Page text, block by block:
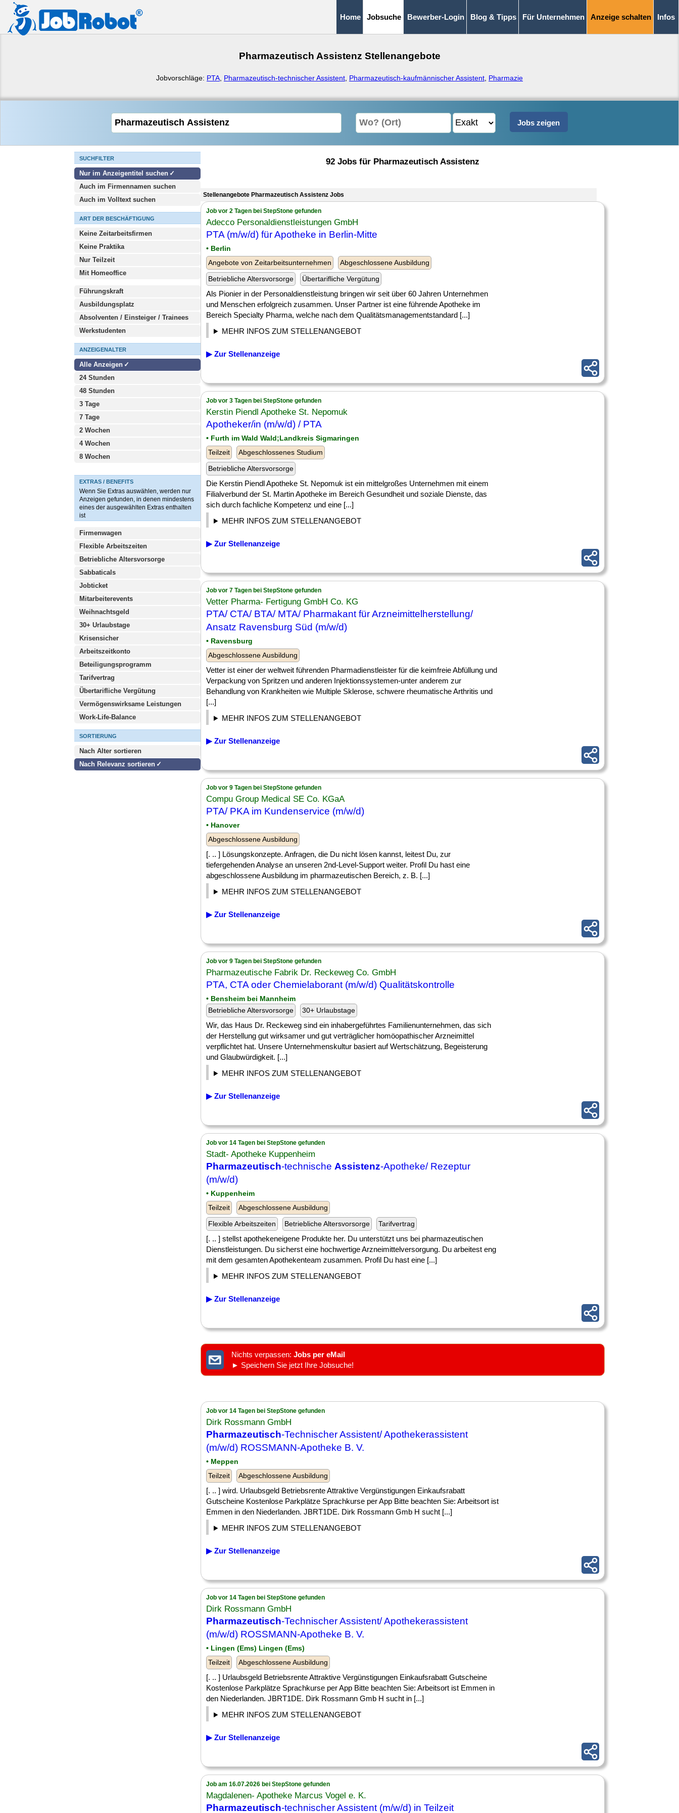
Home Jobsuche Bewerber-Login Blog & Tipps Für Unternehmen Anzeige schalten Infos
Pharmazeutisch Assistenz Stellenangebote
Jobvorschläge: PTA Pharmazeutisch-technischer Assistent Pharmazeutisch-kaufmännischer Assistent Pharmazie
SUCHFILTER
Nur im Anzeigentitel suchen
Auch im Firmennamen suchen
Auch im Volltext suchen
ART DER BESCHÄFTIGUNG
Keine Zeitarbeitsfirmen
Keine Praktika
Nur Teilzeit
Mit Homeoffice
Führungskraft
Ausbildungsplatz
Absolventen / Einsteiger / Trainees
Werkstudenten
ANZEIGENALTER
Alle Anzeigen
24 Stunden
48 Stunden
3 Tage
7 Tage
2 Wochen
4 Wochen
8 Wochen
EXTRAS / BENEFITS
Wenn Sie Extras auswählen, werden nur
Anzeigen gefunden, in denen mindestens
eines der ausgewählten Extras enthalten
ist
Firmenwagen
Flexible Arbeitszeiten
Betriebliche Altersvorsorge
Sabbaticals
Jobticket
Mitarbeiterevents
Weihnachtsgeld
30+ Urlaubstage
Krisensicher
Arbeitszeitkonto
Beteiligungsprogramm
Tarifvertrag
Übertarifliche Vergütung
Vermögenswirksame Leistungen
Work-Life-Balance
SORTIERUNG
Nach Alter sortieren
Nach Relevanz sortieren
92 Jobs für Pharmazeutisch Assistenz
Stellenangebote Pharmazeutisch Assistenz Jobs
Job vor 2 Tagen bei StepStone gefunden
Adecco Personaldienstleistungen GmbH
PTA (m/w/d) für Apotheke in Berlin-Mitte
• Berlin
Angebote von Zeitarbeitsunternehmen
Abgeschlossene Ausbildung
Betriebliche Altersvorsorge
Übertarifliche Vergütung
Als Pionier in der Personaldienstleistung bringen wir seit über 60 Jahren Unternehmen
und Menschen erfolgreich zusammen. Unser Partner ist eine führende Apotheke im
Bereich Specialty Pharma, welche nach dem Qualitätsmanagementstandard [...]
MEHR INFOS ZUM STELLENANGEBOT
▶ Zur Stellenanzeige
Job vor 3 Tagen bei StepStone gefunden
Kerstin Piendl Apotheke St. Nepomuk
Apotheker/in (m/w/d) / PTA
• Furth im Wald Wald;Landkreis Sigmaringen
Teilzeit
Abgeschlossenes Studium
Betriebliche Altersvorsorge
Die Kerstin Piendl Apotheke St. Nepomuk ist ein mittelgroßes Unternehmen mit einem
Filialverbund der St. Martin Apotheke im Bereich Gesundheit und soziale Dienste, das
sich durch fachliche Kompetenz und eine [...]
MEHR INFOS ZUM STELLENANGEBOT
▶ Zur Stellenanzeige
Job vor 7 Tagen bei StepStone gefunden
Vetter Pharma- Fertigung GmbH Co. KG
PTA/ CTA/ BTA/ MTA/ Pharmakant für Arzneimittelherstellung/
Ansatz Ravensburg Süd (m/w/d)
• Ravensburg
Abgeschlossene Ausbildung
Vetter ist einer der weltweit führenden Pharmadienstleister für die keimfreie Abfüllung und
Verpackung von Spritzen und anderen Injektionssystemen-unter anderem zur
Behandlung von Krankheiten wie Multiple Sklerose, schwere rheumatische Arthritis und
[...]
MEHR INFOS ZUM STELLENANGEBOT
▶ Zur Stellenanzeige
Job vor 9 Tagen bei StepStone gefunden
Compu Group Medical SE Co. KGaA
PTA/ PKA im Kundenservice (m/w/d)
• Hanover
Abgeschlossene Ausbildung
[. .. ] Lösungskonzepte. Anfragen, die Du nicht lösen kannst, leitest Du, zur
tiefergehenden Analyse an unseren 2nd-Level-Support weiter. Profil Du hast eine
abgeschlossene Ausbildung im pharmazeutischen Bereich, z. B. [...]
MEHR INFOS ZUM STELLENANGEBOT
▶ Zur Stellenanzeige
Job vor 9 Tagen bei StepStone gefunden
Pharmazeutische Fabrik Dr. Reckeweg Co. GmbH
PTA, CTA oder Chemielaborant (m/w/d) Qualitätskontrolle
• Bensheim bei Mannheim
Betriebliche Altersvorsorge
30+ Urlaubstage
Wir, das Haus Dr. Reckeweg sind ein inhabergeführtes Familienunternehmen, das sich
der Herstellung gut wirksamer und gut verträglicher homöopathischer Arzneimittel
verpflichtet hat. Unsere Unternehmenskultur basiert auf Wertschätzung, Begeisterung
und Glaubwürdigkeit. [...]
MEHR INFOS ZUM STELLENANGEBOT
▶ Zur Stellenanzeige
Job vor 14 Tagen bei StepStone gefunden
Stadt- Apotheke Kuppenheim
Pharmazeutisch-technische Assistenz-Apotheke/ Rezeptur
(m/w/d)
• Kuppenheim
Teilzeit
Abgeschlossene Ausbildung
Flexible Arbeitszeiten
Betriebliche Altersvorsorge Tarifvertrag
[. .. ] stellst apothekeneigene Produkte her. Du unterstützt uns bei pharmazeutischen
Dienstleistungen. Du sicherst eine hochwertige Arzneimittelversorgung. Du arbeitest eng
mit dem gesamten Apothekenteam zusammen. Profil Du hast eine [...]
MEHR INFOS ZUM STELLENANGEBOT
▶ Zur Stellenanzeige
Nichts verpassen: Jobs per eMail
► Speichern Sie jetzt Ihre Jobsuche!
Job vor 14 Tagen bei StepStone gefunden
Dirk Rossmann GmbH
Pharmazeutisch-Technischer Assistent/ Apothekerassistent
(m/w/d) ROSSMANN-Apotheke B. V.
• Meppen
Teilzeit
Abgeschlossene Ausbildung
[. .. ] wird. Urlaubsgeld Betriebsrente Attraktive Vergünstigungen Einkaufsrabatt
Gutscheine Kostenlose Parkplätze Sprachkurse per App Bitte beachten Sie: Arbeitsort ist
Emmen in den Niederlanden. JBRT1DE. Dirk Rossmann Gmb H sucht [...]
MEHR INFOS ZUM STELLENANGEBOT
▶ Zur Stellenanzeige
Job vor 14 Tagen bei StepStone gefunden
Dirk Rossmann GmbH
Pharmazeutisch-Technischer Assistent/ Apothekerassistent
(m/w/d) ROSSMANN-Apotheke B. V.
• Lingen (Ems) Lingen (Ems)
Teilzeit
Abgeschlossene Ausbildung
[. .. ] Urlaubsgeld Betriebsrente Attraktive Vergünstigungen Einkaufsrabatt Gutscheine
Kostenlose Parkplätze Sprachkurse per App Bitte beachten Sie: Arbeitsort ist Emmen in
den Niederlanden. JBRT1DE. Dirk Rossmann Gmb H sucht in [...]
MEHR INFOS ZUM STELLENANGEBOT
▶ Zur Stellenanzeige
Job am 16.07.2026 bei StepStone gefunden
Magdalenen- Apotheke Marcus Vogel e. K.
Pharmazeutisch-technischer Assistent (m/w/d) in Teilzeit